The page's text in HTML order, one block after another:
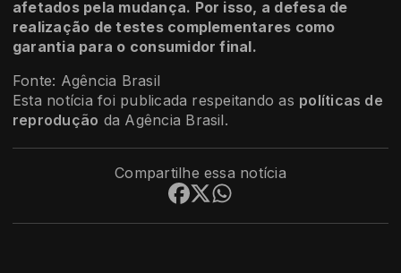
afetados pela mudança. Por isso, a defesa de
realização de testes complementares como
garantia para o consumidor final.
Fonte: Agência Brasil
Esta notícia foi publicada respeitando as políticas de
reprodução da Agência Brasil.
Compartilhe essa notícia